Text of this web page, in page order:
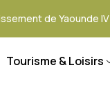
de Yaounde IV
Tourisme & Loisirs